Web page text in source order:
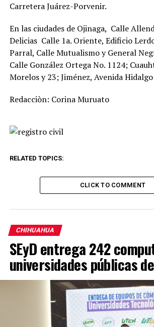
Carretera Juárez-Porvenir.
En las ciudades de Ojinaga, Calle
Delicias Calle 1a. Oriente, Edificio
Parral, Calle Mutualismo y General
Calle González Ortega No. 1124;
Morelos y 23; Jiménez, Avenida
Redacciòn: Corina Muruato
RELATED TOPICS:
CLICK TO COMMENT
CHIHUAHUA
SEyD entrega 242
universidades públicas